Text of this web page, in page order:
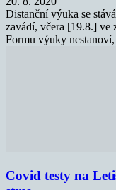
Distanční výuka se
zavádí, včera [19.8.] ve
Formu výuky
Covid testy na